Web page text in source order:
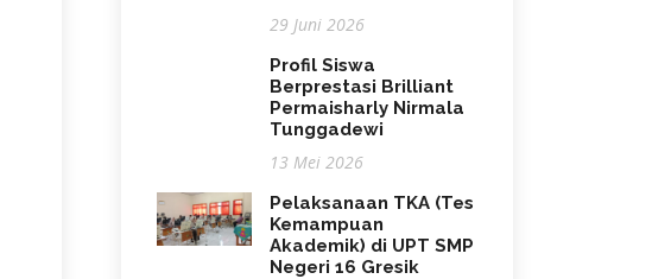
29 Juni 2026
Profil Siswa
Berprestasi Brilliant
Permaisharly Nirmala
Tunggadewi
13 Mei 2026
Pelaksanaan TKA (Tes
Kemampuan
Akademik) di UPT SMP
Negeri 16 Gresik